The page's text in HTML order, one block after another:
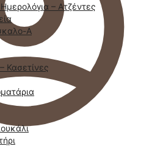
– Ατζέντες
Α
Κασετίνες